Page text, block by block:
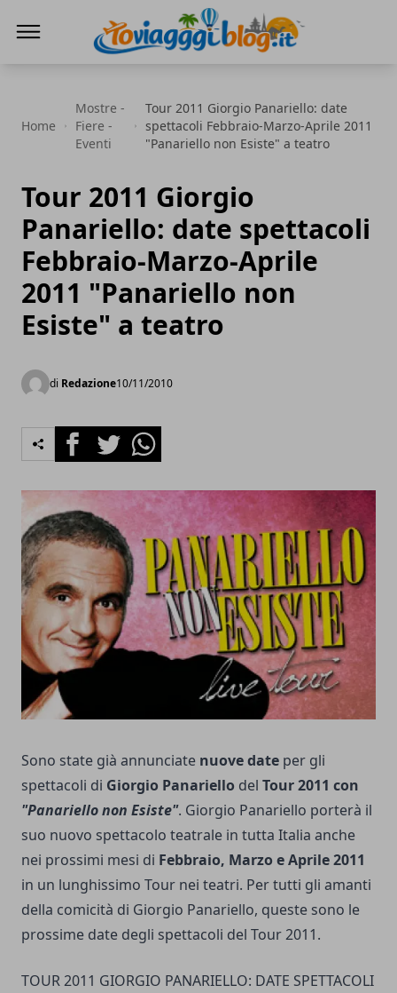
Home
Mostre -
Fiere -
Eventi
Tour 2011 Giorgio Panariello: date
spettacoli Febbraio-Marzo-Aprile 2011
"Panariello non Esiste" a teatro
Tour 2011 Giorgio
Panariello: date spettacoli
Febbraio-Marzo-Aprile
2011 "Panariello non
Esiste" a teatro
di Redazione10/11/2010
FacebookTwitterWhatsapp
Sono state già annunciate nuove date per gli
spettacoli di Giorgio Panariello del Tour 2011 con
"Panariello non Esiste". Giorgio Panariello porterà il
suo nuovo spettacolo teatrale in tutta Italia anche
nei prossimi mesi di Febbraio, Marzo e Aprile 2011
in un lunghissimo Tour nei teatri. Per tutti gli amanti
della comicità di Giorgio Panariello, queste sono le
prossime date degli spettacoli del Tour 2011.
TOUR 2011 GIORGIO PANARIELLO: DATE SPETTACOLI